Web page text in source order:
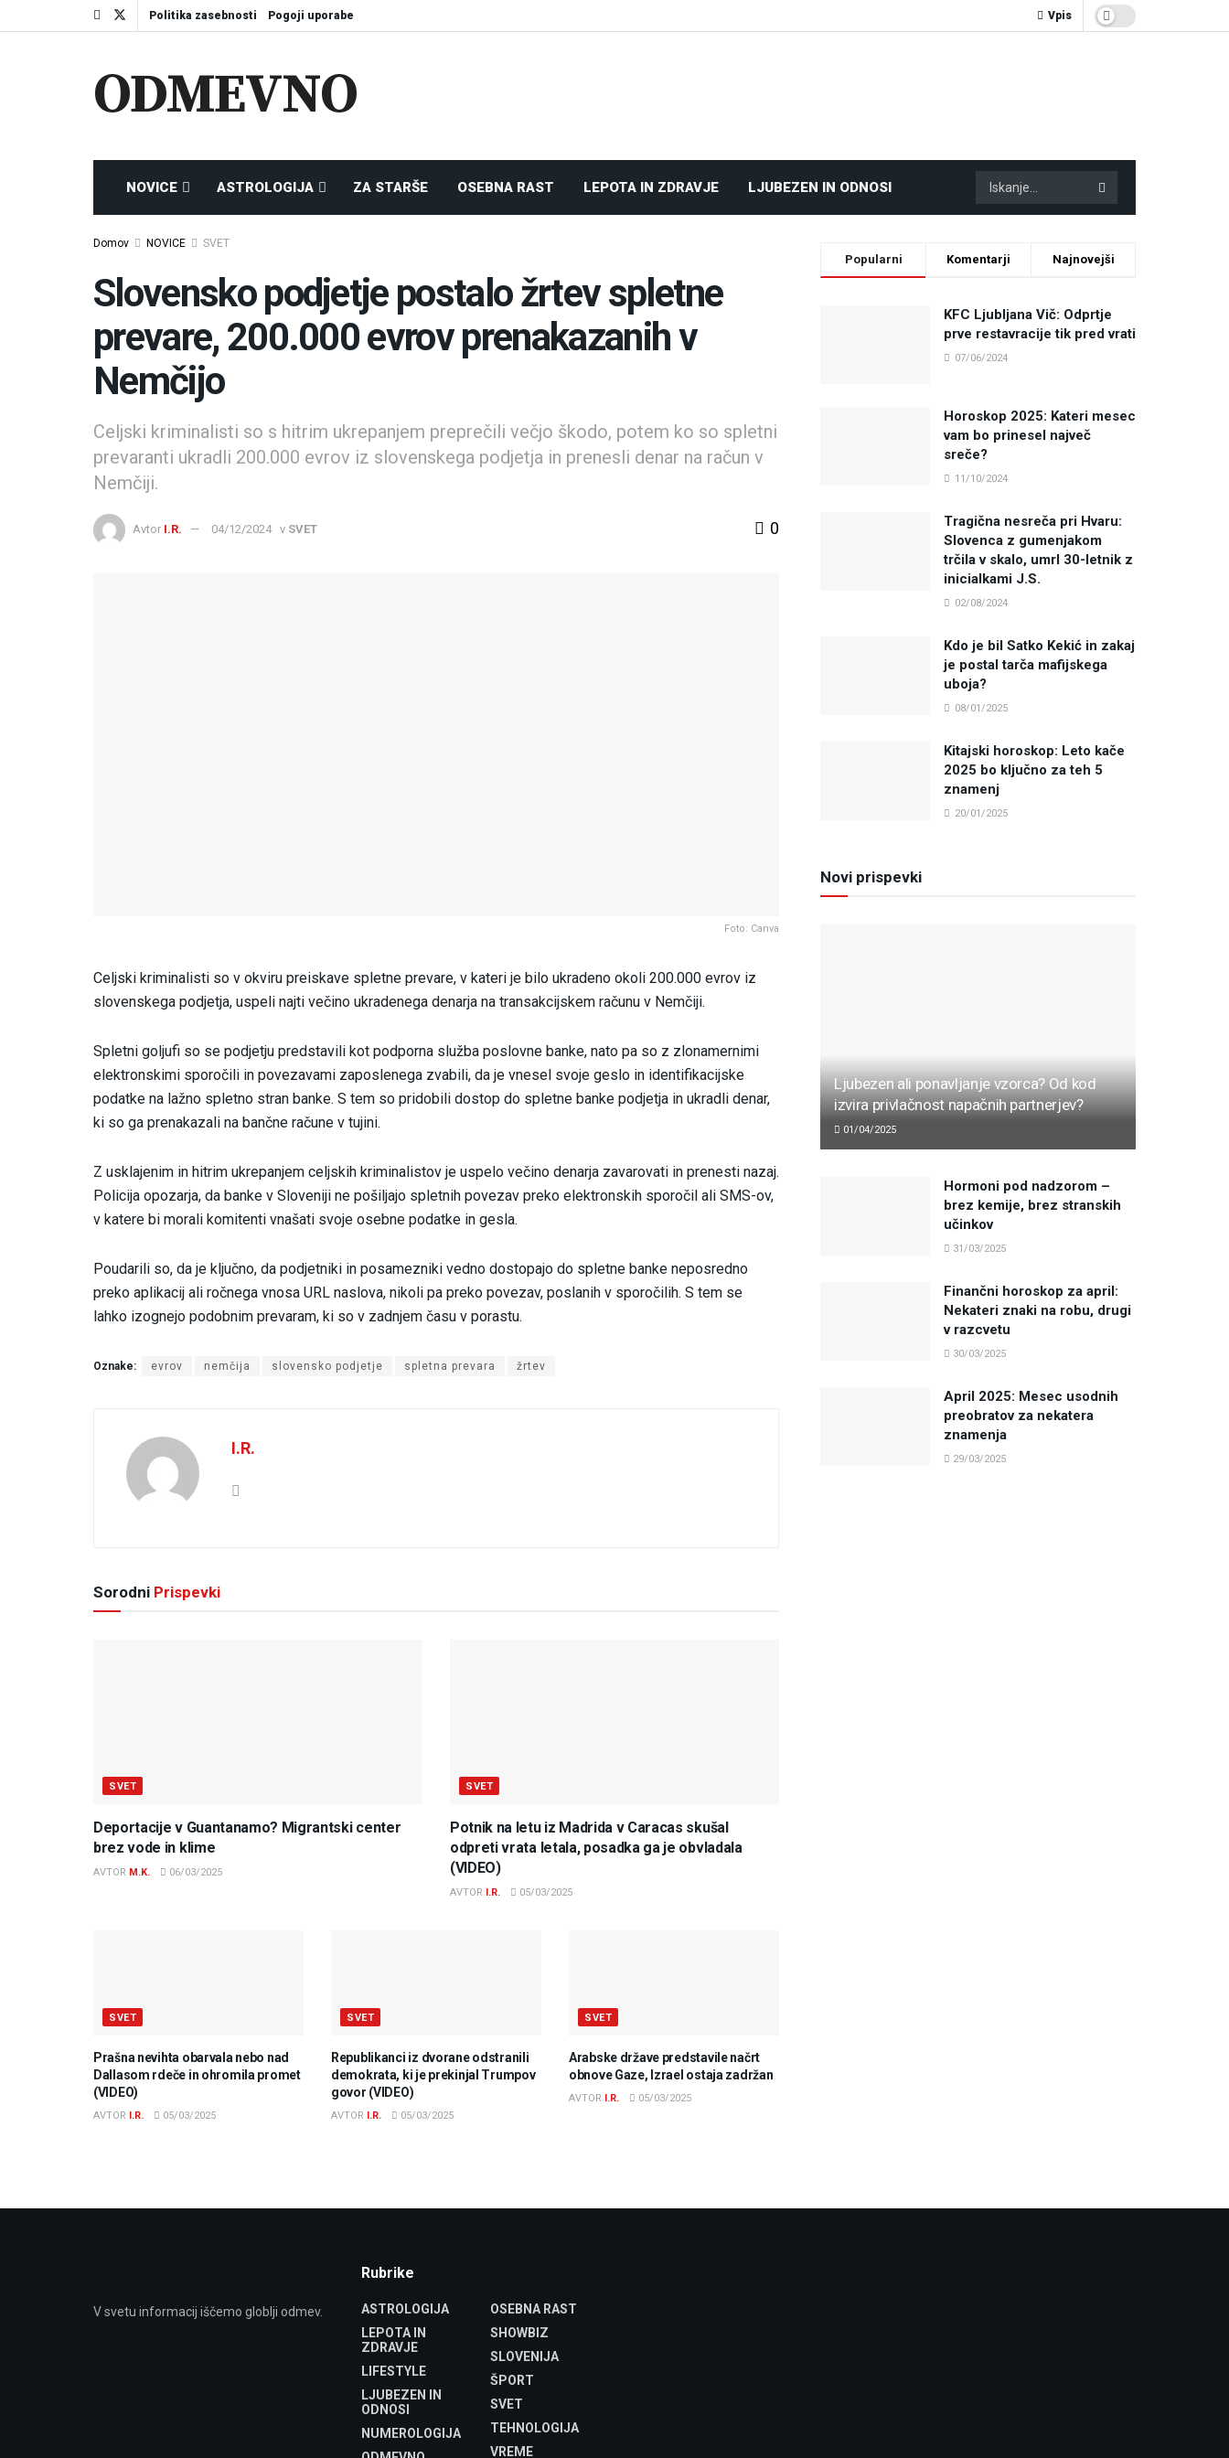
Politika zasebnosti Pogoji uporabe Vpis
ODMEVNO
NOVICE ASTROLOGIJA ZA STARŠE OSEBNA RAST LEPOTA IN ZDRAVJE LJUBEZEN IN ODNOSI
Domov NOVICE SVET
Slovensko podjetje postalo žrtev spletne
prevare, 200.000 evrov prenakazanih v
Nemčijo
Celjski kriminalisti so s hitrim ukrepanjem preprečili večjo škodo, potem ko so spletni
prevaranti ukradli 200.000 evrov iz slovenskega podjetja in prenesli denar na račun v
Nemčiji.
Avtor I.R. 04/12/2024 v SVET 0
Foto: Canva
Celjski kriminalisti so v okviru preiskave spletne prevare, v kateri je bilo ukradeno okoli 200.000 evrov iz
slovenskega podjetja, uspeli najti večino ukradenega denarja na transakcijskem računu v Nemčiji.
Spletni goljufi so se podjetju predstavili kot podporna služba poslovne banke, nato pa so z zlonamernimi
elektronskimi sporočili in povezavami zaposlenega zvabili, da je vnesel svoje geslo in identifikacijske
podatke na lažno spletno stran banke. S tem so pridobili dostop do spletne banke podjetja in ukradli denar,
ki so ga prenakazali na bančne račune v tujini.
Z usklajenim in hitrim ukrepanjem celjskih kriminalistov je uspelo večino denarja zavarovati in prenesti nazaj.
Policija opozarja, da banke v Sloveniji ne pošiljajo spletnih povezav preko elektronskih sporočil ali SMS-ov,
v katere bi morali komitenti vnašati svoje osebne podatke in gesla.
Poudarili so, da je ključno, da podjetniki in posamezniki vedno dostopajo do spletne banke neposredno
preko aplikacij ali ročnega vnosa URL naslova, nikoli pa preko povezav, poslanih v sporočilih. S tem se
lahko izognejo podobnim prevaram, ki so v zadnjem času v porastu.
Oznake: evrov nemčija slovensko podjetje spletna prevara žrtev
I.R.
Sorodni Prispevki
SVET
Deportacije v Guantanamo? Migrantski center
brez vode in klime
AVTOR M.K. 06/03/2025
SVET
Potnik na letu iz Madrida v Caracas skušal
odpreti vrata letala, posadka ga je obvladala
(VIDEO)
AVTOR I.R. 05/03/2025
SVET
Prašna nevihta obarvala nebo nad
Dallasom rdeče in ohromila promet
(VIDEO)
AVTOR I.R. 05/03/2025
SVET
Republikanci iz dvorane odstranili
demokrata, ki je prekinjal Trumpov
govor (VIDEO)
AVTOR I.R. 05/03/2025
SVET
Arabske države predstavile načrt
obnove Gaze, Izrael ostaja zadržan
AVTOR I.R. 05/03/2025
Popularni Komentarji Najnovejši
KFC Ljubljana Vič: Odprtje
prve restavracije tik pred vrati
07/06/2024
Horoskop 2025: Kateri mesec
vam bo prinesel največ
sreče?
11/10/2024
Tragična nesreča pri Hvaru:
Slovenca z gumenjakom
trčila v skalo, umrl 30-letnik z
inicialkami J.S.
02/08/2024
Kdo je bil Satko Kekić in zakaj
je postal tarča mafijskega
uboja?
08/01/2025
Kitajski horoskop: Leto kače
2025 bo ključno za teh 5
znamenj
20/01/2025
Novi prispevki
Ljubezen ali ponavljanje vzorca? Od kod
izvira privlačnost napačnih partnerjev?
01/04/2025
Hormoni pod nadzorom –
brez kemije, brez stranskih
učinkov
31/03/2025
Finančni horoskop za april:
Nekateri znaki na robu, drugi
v razcvetu
30/03/2025
April 2025: Mesec usodnih
preobratov za nekatera
znamenja
29/03/2025
V svetu informacij iščemo globlji odmev.
Rubrike
ASTROLOGIJA
LEPOTA IN
ZDRAVJE
LIFESTYLE
LJUBEZEN IN
ODNOSI
NUMEROLOGIJA
OSEBNA RAST
SHOWBIZ
SLOVENIJA
ŠPORT
SVET
TEHNOLOGIJA
VREME